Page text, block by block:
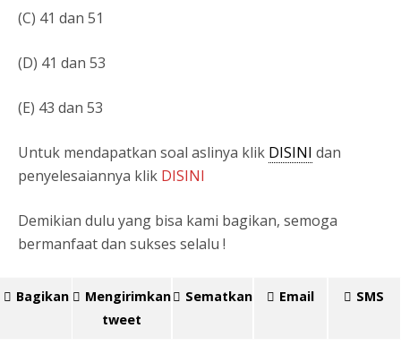
(C) 41 dan 51
(D) 41 dan 53
(E) 43 dan 53
Untuk mendapatkan soal aslinya klik DISINI dan
penyelesaiannya klik DISINI
Demikian dulu yang bisa kami bagikan, semoga
bermanfaat dan sukses selalu !
Bagikan
Mengirimkan
tweet
Sematkan Email SMS